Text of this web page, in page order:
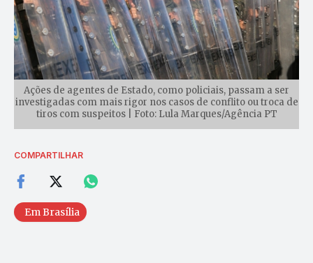
Ações de agentes de Estado, como policiais, passam a ser
investigadas com mais rigor nos casos de conflito ou troca de
tiros com suspeitos | Foto: Lula Marques/Agência PT
COMPARTILHAR
Em Brasília